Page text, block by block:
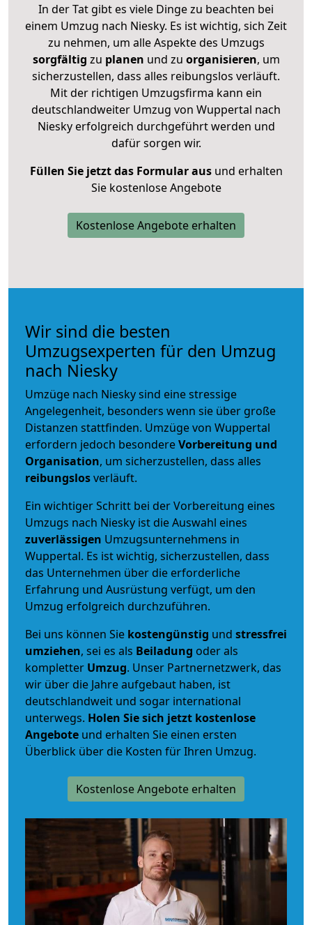
In der Tat gibt es viele Dinge zu beachten bei
einem Umzug nach Niesky. Es ist wichtig, sich Zeit
zu nehmen, um alle Aspekte des Umzugs
sorgfältig zu planen und zu organisieren, um
sicherzustellen, dass alles reibungslos verläuft.
Mit der richtigen Umzugsfirma kann ein
deutschlandweiter Umzug von Wuppertal nach
Niesky erfolgreich durchgeführt werden und
dafür sorgen wir.
Füllen Sie jetzt das Formular ausund erhalten
Sie kostenlose Angebote
Kostenlose Angebote erhalten
Wir sind die besten
Umzugsexperten für den Umzug
nach Niesky
Umzüge nach Niesky sind eine stressige
Angelegenheit, besonders wenn sie über große
Distanzen stattfinden. Umzüge von Wuppertal
erfordern jedoch besondereVorbereitung und
Organisation, um sicherzustellen, dass alles
reibungslosverläuft.
Ein wichtiger Schritt bei der Vorbereitung eines
Umzugs nach Niesky ist die Auswahl eines
zuverlässigen Umzugsunternehmens in
Wuppertal. Es ist wichtig, sicherzustellen, dass
das Unternehmen über die erforderliche
Erfahrung und Ausrüstung verfügt, um den
Umzug erfolgreich durchzuführen.
Bei uns können Sie kostengünstig und stressfrei
umziehen, sei es als Beiladung oder als
kompletter Umzug. Unser Partnernetzwerk, das
wir über die Jahre aufgebaut haben, ist
deutschlandweit und sogar international
unterwegs. Holen Sie sich jetzt kostenlose
Angebote und erhalten Sie einen ersten
Überblick über die Kosten für Ihren Umzug.
Kostenlose Angebote erhalten